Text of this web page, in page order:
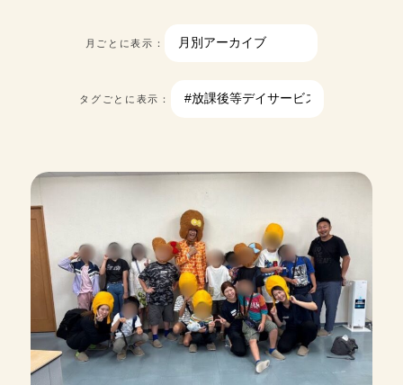
月ごとに表示：
タグごとに表示：